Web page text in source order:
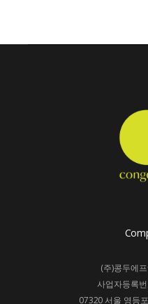
(주)콩두에
사업자등록
07320 서울 영등